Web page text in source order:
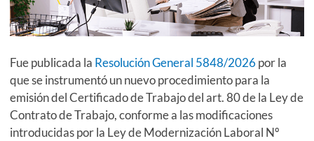
Fue publicada la Resolución General 5848/2026por la
que se instrumentó un nuevo procedimiento para la
emisión del Certificado de Trabajo del art. 80 de la Ley de
Contrato de Trabajo, conforme a las modificaciones
introducidas por la Ley de Modernización Laboral Nº